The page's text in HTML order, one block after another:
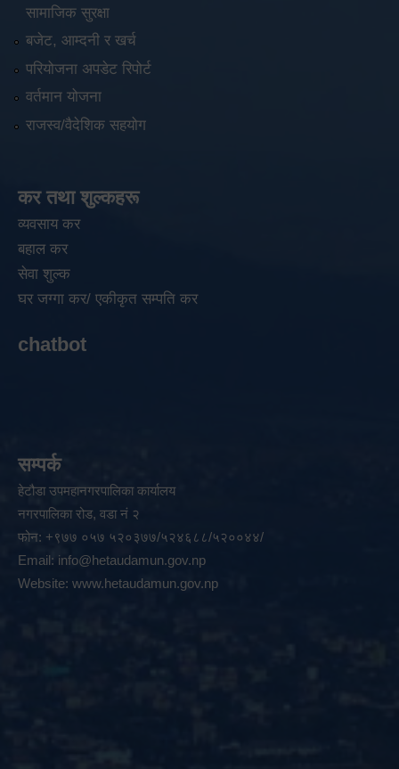
सामाजिक सुरक्षा
बजेट, आम्दनी र खर्च
परियोजना अपडेट रिपोर्ट
वर्तमान योजना
राजस्व/वैदेशिक सहयोग
कर तथा शुल्कहरू
व्यवसाय कर
बहाल कर
सेवा शुल्क
घर जग्गा कर/ एकीकृत सम्पति कर
chatbot
सम्पर्क
हेटौडा उपमहानगरपालिका कार्यालय
नगरपालिका रोड, वडा नं २
फोन: +९७७ ०५७ ५२०३७७/५२४६८८/५२००४४/
Email: info@hetaudamun.gov.np
Website: www.hetaudamun.gov.np